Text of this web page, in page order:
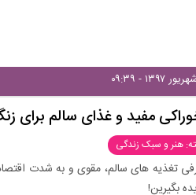
مفید و غذای سالم برای
هنر و سبک زندگی
تغذیه های سالم، مقوی و به شدت
بگیرین!